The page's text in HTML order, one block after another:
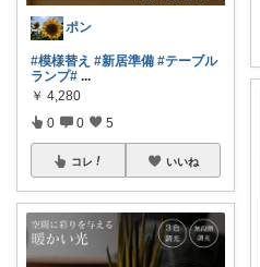
ポン
#模様替え #新居準備 #テーブル
ランプ# ...
￥ 4,280
0 0 5
コレ いいね